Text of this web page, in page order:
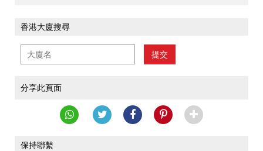
香港大廈搜尋
提交
分享此頁面
保持聯繫